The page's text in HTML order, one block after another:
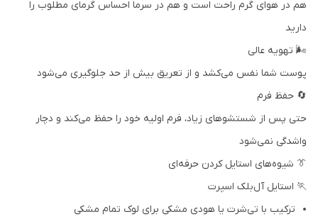
هم در هوای گرم راحت است و هم در سرما احساس گرمای مطلوب را
دارید
🌬️ تهویه عالی
پوست شما نفس می‌کشد و از تعریق بیش از حد جلوگیری می‌شود
🔄 حفظ فرم
حتی پس از شستشوهای زیاد، فرم اولیه خود را حفظ می‌کند و دچار
واشدگی نمی‌شود
👔 شیوه‌های استایل کردن حرفه‌ای
🏃 استایل آل‌بلک اسپرت
ترکیب با تی‌شرت یا هودی مشکی برای لوک تمام مشکی